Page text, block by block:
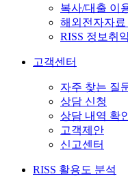
복사/대출 이
해외전자자료
RISS 정보취
고객센터
자주 찾는 질
상담 신청
상담 내역 확
고객제안
신고센터
RISS 활용도 분석